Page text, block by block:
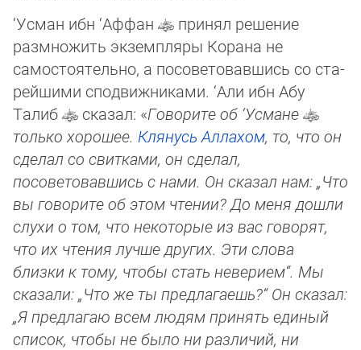
‘Усман ибн ‘Аффан
принял решение
размножить экземпляры Корана не
самостоятельно, а посоветовавшись со ста­
рей­ши­ми сподвижниками. ‘Али ибн Абу
Талиб
сказал: «Говорите об ‘Усмане
только хорошее. Клянусь Аллахом, то, что он
сделал со свитками, он сделал,
посоветовавшись с нами. Он сказал нам: „Что
вы говорите об этом чтении? До меня дошли
слухи о том, что некоторые из вас говорят,
что их чтения лучше других. Эти слова
близки к тому, чтобы стать неверием“. Мы
сказали: „Что же ты предлагаешь?“ Он сказал:
„Я предлагаю всем людям принять единый
список, чтобы не было ни различий, ни